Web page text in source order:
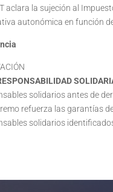
aclara la sujeción al
autonómica en función
solidarios antes de
refuerza las garantías
solidarios